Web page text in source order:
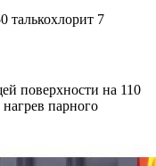
поверхности на 110
парного